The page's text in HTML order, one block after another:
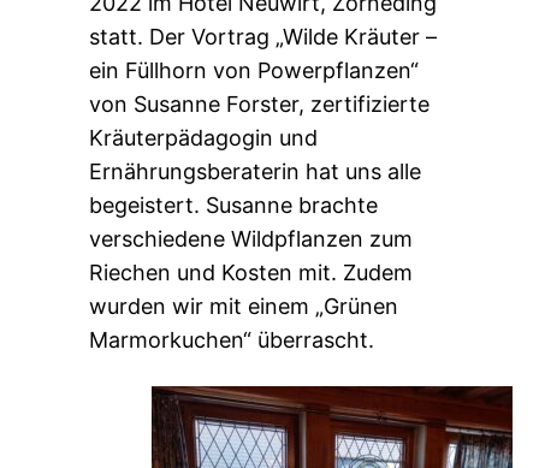
statt. Der Vortrag „Wilde Kräuter –
ein Füllhorn von Powerpflanzen“
von Susanne Forster, zertifizierte
Kräuterpädagogin und
Ernährungsberaterin hat uns alle
begeistert. Susanne brachte
verschiedene Wildpflanzen zum
Riechen und Kosten mit. Zudem
wurden wir mit einem „Grünen
Marmorkuchen“ überrascht.